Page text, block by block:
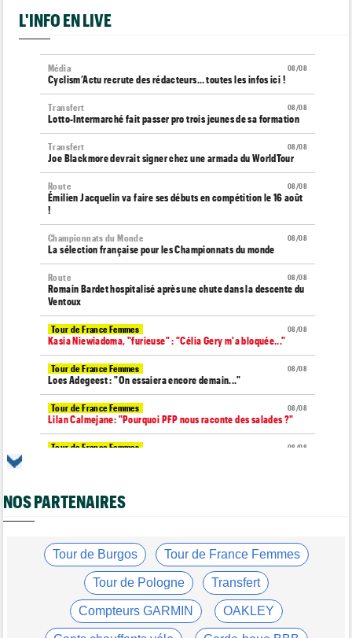
L'INFO EN LIVE
08/08
Média
Cyclism’Actu recrute des rédacteurs… toutes les infos ici !
08/08
Transfert
Lotto-Intermarché fait passer pro trois jeunes de sa formation
08/08
Transfert
Joe Blackmore devrait signer chez une armada du WorldTour
08/08
Route
Émilien Jacquelin va faire ses débuts en compétition le 16 août
!
08/08
Championnats du Monde
La sélection française pour les Championnats du monde
08/08
Route
Romain Bardet hospitalisé après une chute dans la descente du
Ventoux
08/08
Tour de France Femmes
Kasia Niewiadoma, "furieuse" : "Célia Gery m'a bloquée..."
08/08
Tour de France Femmes
Loes Adegeest : "On essaiera encore demain..."
08/08
Tour de France Femmes
Lilan Calmejane: "Pourquoi PFP nous raconte des salades ?"
08/08
Tour de France Femmes
Niedermaier : "J’ai dit à Kasia que ce n’est pas fini"
08/08
Tour de France Femmes
Lorena Wiebes : "Je dois encore finir la journée de demain"
Tour de France Femmes
Demi Vollering : "Cela prouve que si on rêve en grand..."
NOS PARTENAIRES
Tour de Burgos Tour de France Femmes
Tour de Pologne Transfert
Compteurs GARMIN OAKLEY